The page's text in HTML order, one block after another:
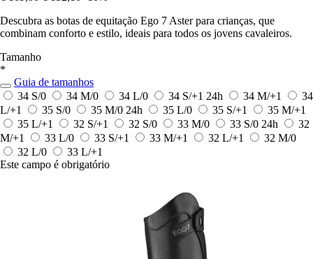
Descubra as botas de equitação Ego 7 Aster para crianças, que
combinam conforto e estilo, ideais para todos os jovens cavaleiros.
Tamanho
*
Guia de tamanhos
34 S/0
34 M/0 34 L/0 34 S/+1 24h 34 M/+1
34
L/+1
35 S/0 35 M/0 24h 35 L/0 35 S/+1
35 M/+1
35 L/+1
32 S/+1 32 S/0 33 M/0 33 S/0 24h
32
M/+1
33 L/0 33 S/+1 33 M/+1 32 L/+1
32 M/0
32 L/0
33 L/+1
Este campo é obrigatório